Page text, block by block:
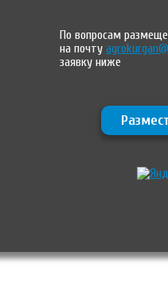
По вопросам
на почту
заявку ниже